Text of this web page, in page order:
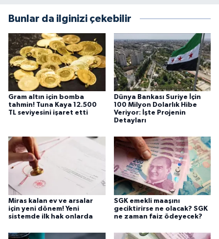
Bunlar da ilginizi çekebilir
Gram altın için bomba
tahmin! Tuna Kaya 12.500
TL seviyesini işaret etti
Dünya Bankası Suriye İçin
100 Milyon Dolarlık Hibe
Veriyor: İşte Projenin
Detayları
Miras kalan ev ve arsalar
için yeni dönem! Yeni
sistemde ilk hak onlarda
SGK emekli maaşını
geciktirirse ne olacak? SGK
ne zaman faiz ödeyecek?